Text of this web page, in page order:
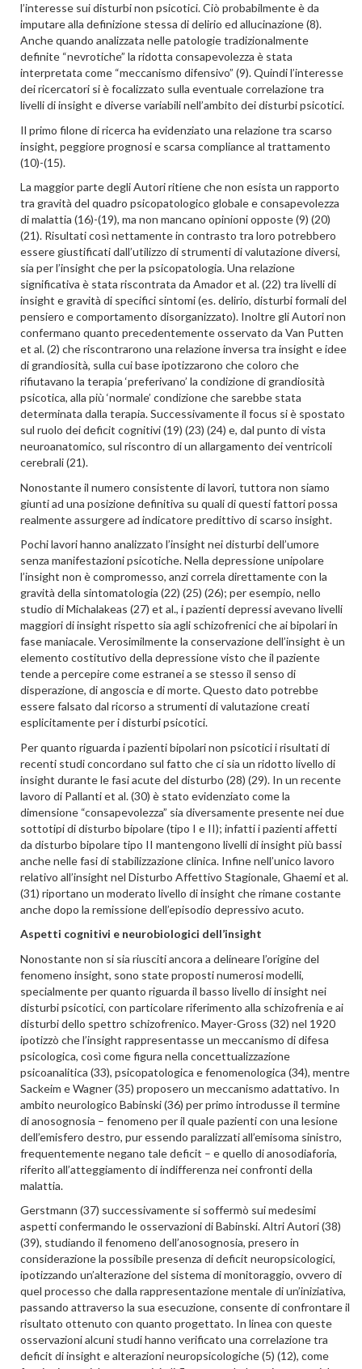
l’interesse sui disturbi non psicotici. Ciò probabilmente è da
imputare alla definizione stessa di delirio ed allucinazione (8).
Anche quando analizzata nelle patologie tradizionalmente
definite “nevrotiche” la ridotta consapevolezza è stata
interpretata come “meccanismo difensivo” (9). Quindi l’interesse
dei ricercatori si è focalizzato sulla eventuale correlazione tra
livelli di insight e diverse variabili nell’ambito dei disturbi psicotici.
Il primo filone di ricerca ha evidenziato una relazione tra scarso
insight, peggiore prognosi e scarsa compliance al trattamento
(10)-(15).
La maggior parte degli Autori ritiene che non esista un rapporto
tra gravità del quadro psicopatologico globale e consapevolezza
di malattia (16)-(19), ma non mancano opinioni opposte (9) (20)
(21). Risultati così nettamente in contrasto tra loro potrebbero
essere giustificati dall’utilizzo di strumenti di valutazione diversi,
sia per l’insight che per la psicopatologia. Una relazione
significativa è stata riscontrata da Amador et al. (22) tra livelli di
insight e gravità di specifici sintomi (es. delirio, disturbi formali del
pensiero e comportamento disorganizzato). Inoltre gli Autori non
confermano quanto precedentemente osservato da Van Putten
et al. (2) che riscontrarono una relazione inversa tra insight e idee
di grandiosità, sulla cui base ipotizzarono che coloro che
rifiutavano la terapia ‘preferivano’ la condizione di grandiosità
psicotica, alla più ‘normale’ condizione che sarebbe stata
determinata dalla terapia. Successivamente il focus si è spostato
sul ruolo dei deficit cognitivi (19) (23) (24) e, dal punto di vista
neuroanatomico, sul riscontro di un allargamento dei ventricoli
cerebrali (21).
Nonostante il numero consistente di lavori, tuttora non siamo
giunti ad una posizione definitiva su quali di questi fattori possa
realmente assurgere ad indicatore predittivo di scarso insight.
Pochi lavori hanno analizzato l’insight nei disturbi dell’umore
senza manifestazioni psicotiche. Nella depressione unipolare
l’insight non è compromesso, anzi correla direttamente con la
gravità della sintomatologia (22) (25) (26); per esempio, nello
studio di Michalakeas (27) et al., i pazienti depressi avevano livelli
maggiori di insight rispetto sia agli schizofrenici che ai bipolari in
fase maniacale. Verosimilmente la conservazione dell’insight è un
elemento costitutivo della depressione visto che il paziente
tende a percepire come estranei a se stesso il senso di
disperazione, di angoscia e di morte. Questo dato potrebbe
essere falsato dal ricorso a strumenti di valutazione creati
esplicitamente per i disturbi psicotici.
Per quanto riguarda i pazienti bipolari non psicotici i risultati di
recenti studi concordano sul fatto che ci sia un ridotto livello di
insight durante le fasi acute del disturbo (28) (29). In un recente
lavoro di Pallanti et al. (30) è stato evidenziato come la
dimensione “consapevolezza” sia diversamente presente nei due
sottotipi di disturbo bipolare (tipo I e II); infatti i pazienti affetti
da disturbo bipolare tipo II mantengono livelli di insight più bassi
anche nelle fasi di stabilizzazione clinica. Infine nell’unico lavoro
relativo all’insight nel Disturbo Affettivo Stagionale, Ghaemi et al.
(31) riportano un moderato livello di insight che rimane costante
anche dopo la remissione dell’episodio depressivo acuto.
Aspetti cognitivi e neurobiologici dell’insight
Nonostante non si sia riusciti ancora a delineare l’origine del
fenomeno insight, sono state proposti numerosi modelli,
specialmente per quanto riguarda il basso livello di insight nei
disturbi psicotici, con particolare riferimento alla schizofrenia e ai
disturbi dello spettro schizofrenico. Mayer-Gross (32) nel 1920
ipotizzò che l’insight rappresentasse un meccanismo di difesa
psicologica, così come figura nella concettualizzazione
psicoanalitica (33), psicopatologica e fenomenologica (34), mentre
Sackeim e Wagner (35) proposero un meccanismo adattativo. In
ambito neurologico Babinski (36) per primo introdusse il termine
di anosognosia – fenomeno per il quale pazienti con una lesione
dell’emisfero destro, pur essendo paralizzati all’emisoma sinistro,
frequentemente negano tale deficit – e quello di anosodiaforia,
riferito all’atteggiamento di indifferenza nei confronti della
malattia.
Gerstmann (37) successivamente si soffermò sui medesimi
aspetti confermando le osservazioni di Babinski. Altri Autori (38)
(39), studiando il fenomeno dell’anosognosia, presero in
considerazione la possibile presenza di deficit neuropsicologici,
ipotizzando un’alterazione del sistema di monitoraggio, ovvero di
quel processo che dalla rappresentazione mentale di un’iniziativa,
passando attraverso la sua esecuzione, consente di confrontare il
risultato ottenuto con quanto progettato. In linea con queste
osservazioni alcuni studi hanno verificato una correlazione tra
deficit di insight e alterazioni neuropsicologiche (5) (12), come